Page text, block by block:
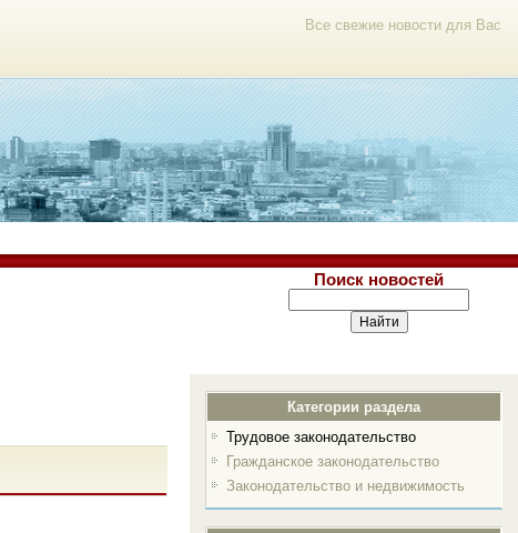
Все свежие новости для Вас
Поиск новостей
Категории раздела
Трудовое законодательство
Гражданское законодательство
Законодательство и недвижимость